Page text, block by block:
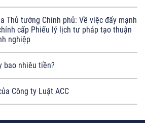
Thủ tướng Chính phủ: Về việc đẩy mạnh
cấp Phiếu lý lịch tư pháp tạo thuận
nghiệp
bao nhiêu tiền?
Công ty Luật ACC